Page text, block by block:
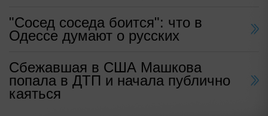
"Сосед соседа боится": что в
Одессе думают о русских
Сбежавшая в США Машкова
попала в ДТП и начала публично
каяться